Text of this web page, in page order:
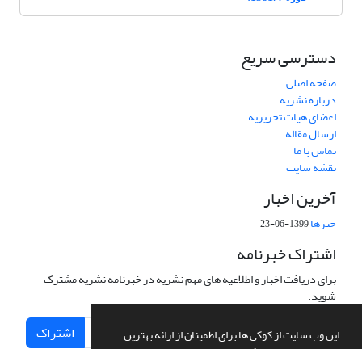
این وب سایت از کوکی ها برای اطمینان از ارائه بهترین
دسترسی سریع
صفحه اصلی
درباره نشریه
اعضای هیات تحریریه
ارسال مقاله
تماس با ما
نقشه سایت
آخرین اخبار
خبرها1399-06-23
اشتراک خبرنامه
برای دریافت اخبار و اطلاعیه های مهم نشریه در خبرنامه نشریه مشترک
شوید.
اشتراک